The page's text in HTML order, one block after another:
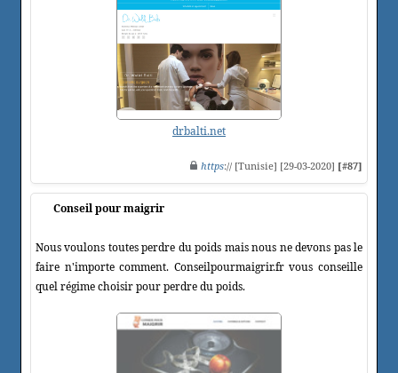
drbalti.net
https:// [Tunisie] [29-03-2020] [#87]
Conseil pour maigrir
Nous voulons toutes perdre du poids mais nous ne devons pas le
faire n'importe comment. Conseilpourmaigrir.fr vous conseille
quel régime choisir pour perdre du poids.